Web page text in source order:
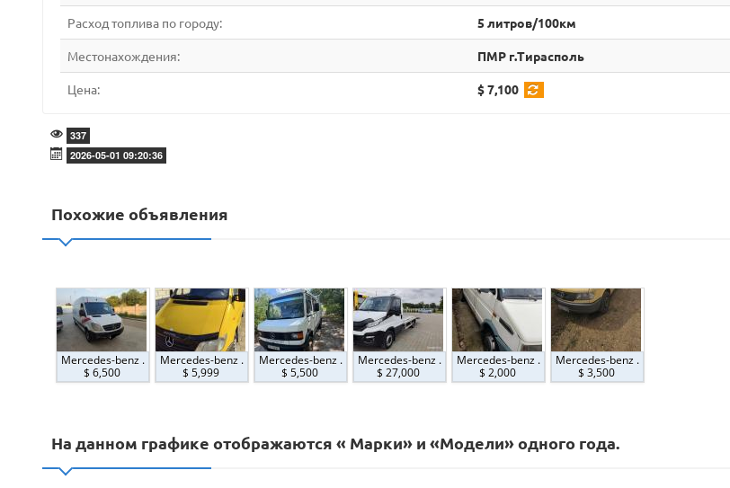
Расход топлива по городу: 5 литров/100км
Местонахождения: ПМР г.Тирасполь
Цена: $ 7,100
337
2026-05-01 09:20:36
Похожие объявления
Mercedes-benz .
$ 6,500
Mercedes-benz .
$ 5,999
Mercedes-benz .
$ 5,500
Mercedes-benz .
$ 27,000
Mercedes-benz .
$ 2,000
Mercedes-benz .
$ 3,500
На данном графике отображаются « Марки» и «Модели» одного года.